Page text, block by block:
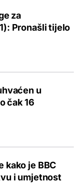
za
Pronašli tijelo
u
čak 16
kako je BBC
i umjetnost